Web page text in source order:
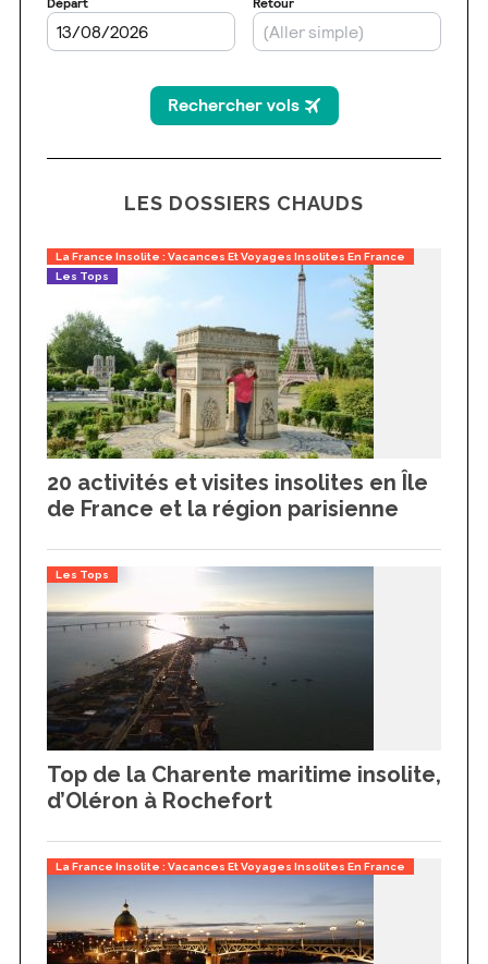
LES DOSSIERS CHAUDS
La France Insolite : Vacances Et Voyages Insolites En France
Les Tops
20 activités et visites insolites en Île
de France et la région parisienne
Les Tops
Top de la Charente maritime insolite,
d’Oléron à Rochefort
La France Insolite : Vacances Et Voyages Insolites En France